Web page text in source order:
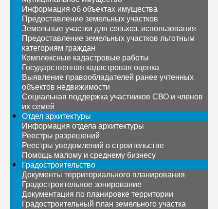
Информация об объектах имущества
Предоставление земельных участков
Земельные участки для сельхоз. использования
Предоставление земельных участков льготным
категориям граждан
Комплексные кадастровые работы
Государственная кадастровая оценка
Выявление правообладателей ранее учтенных
объектов недвижимости
Социальная поддержка участников СВО и членов
их семей
Отдел архитектуры
Информация отдела архитектуры
Реестры разрешений
Реестры уведомлений о строительстве
Помощь малому и среднему бизнесу
Градостроительство
Документы территориального планирования
Градостроительное зонирование
Документация по планировке территории
Градостроительный план земельного участка